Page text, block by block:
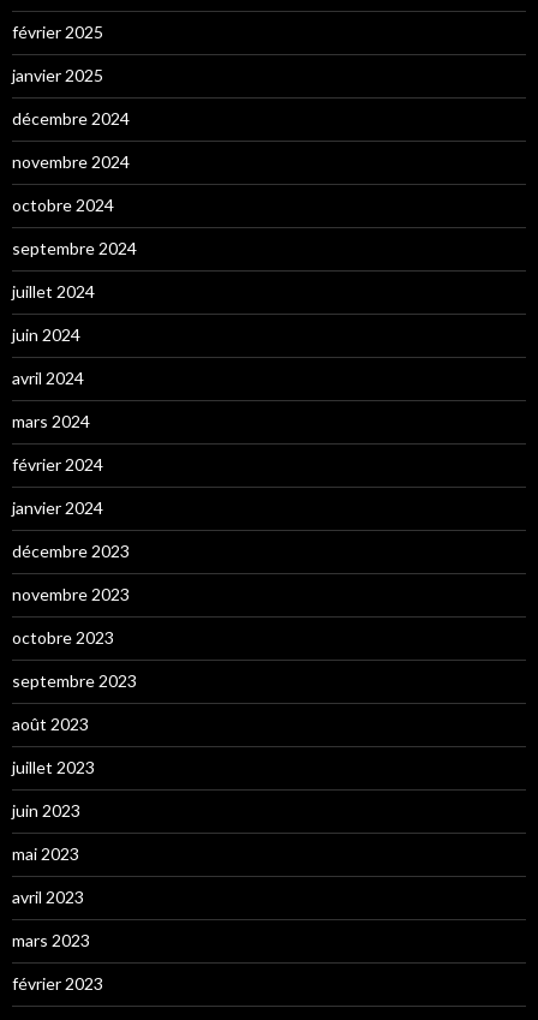
février 2025
janvier 2025
décembre 2024
novembre 2024
octobre 2024
septembre 2024
juillet 2024
juin 2024
avril 2024
mars 2024
février 2024
janvier 2024
décembre 2023
novembre 2023
octobre 2023
septembre 2023
août 2023
juillet 2023
juin 2023
mai 2023
avril 2023
mars 2023
février 2023